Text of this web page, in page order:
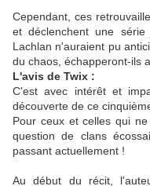
Cependant, ces
et déclenchent une
Lachlan n'auraient pu
du chaos, échapperont-ils
L'avis de Twix :
C'est avec intérêt et
découverte de ce
Pour ceux et celles qui
question de clans
passant actuellement !
Au début du récit,